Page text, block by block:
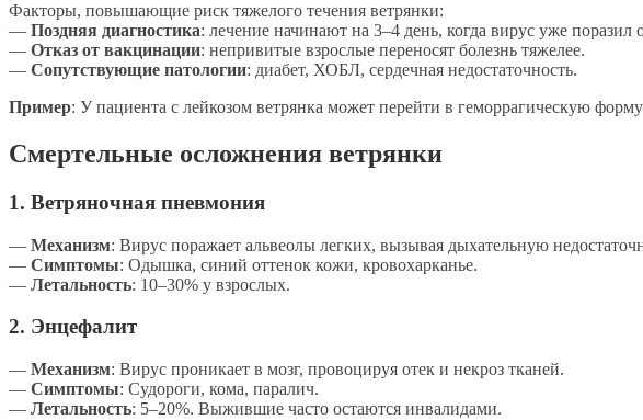
Факторы, повышающие риск тяжелого течения ветрянки:
— Поздняя диагностика: лечение начинают на 3–4 день, когда вирус уже поразил
— Отказ от вакцинации: непривитые взрослые переносят болезнь тяжелее.
— Сопутствующие патологии: диабет, ХОБЛ, сердечная недостаточность.
Пример: У пациента с лейкозом ветрянка может перейти в геморрагическую форму
Смертельные осложнения ветрянки
1. Ветряночная пневмония
— Механизм: Вирус поражает альвеолы легких, вызывая дыхательную
— Симптомы: Одышка, синий оттенок кожи, кровохарканье.
— Летальность: 10–30% у взрослых.
2. Энцефалит
— Механизм: Вирус проникает в мозг, провоцируя отек и некроз тканей.
— Симптомы: Судороги, кома, паралич.
— Летальность: 5–20%. Выжившие часто остаются инвалидами.